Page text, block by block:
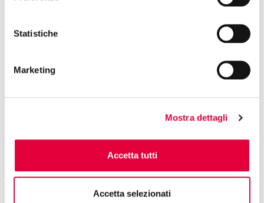
Statistiche
Marketing
Mostra dettagli
Accetta tutti
Accetta selezionati
IDENTITY AND TERRITORY: From Local
12:00 | HALL 4 - BOOTH M25
SHOW COOKING SESSION
12:00 | HALL 1 - BOOTH T14
YOGURTELLA The pleasure that evolves